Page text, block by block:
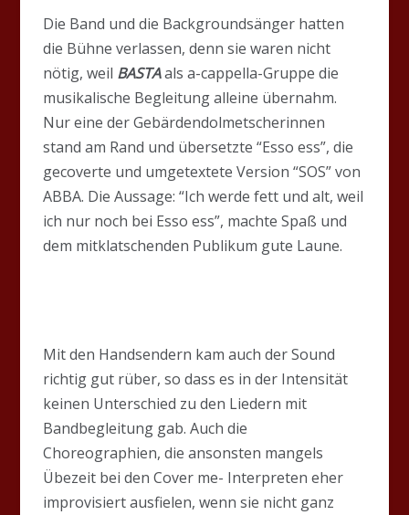
Die Band und die Backgroundsänger hatten
die Bühne verlassen, denn sie waren nicht
nötig, weil BASTAals a-cappella-Gruppe die
musikalische Begleitung alleine übernahm.
Nur eine der Gebärdendolmetscherinnen
stand am Rand und übersetzte “Esso ess”, die
gecoverte und umgetextete Version “SOS” von
ABBA. Die Aussage: “Ich werde fett und alt, weil
ich nur noch bei Esso ess”, machte Spaß und
dem mitklatschenden Publikum gute Laune.
Mit den Handsendern kam auch der Sound
richtig gut rüber, so dass es in der Intensität
keinen Unterschied zu den Liedern mit
Bandbegleitung gab. Auch die
Choreographien, die ansonsten mangels
Übezeit bei den Cover me- Interpreten eher
improvisiert ausfielen, wenn sie nicht ganz